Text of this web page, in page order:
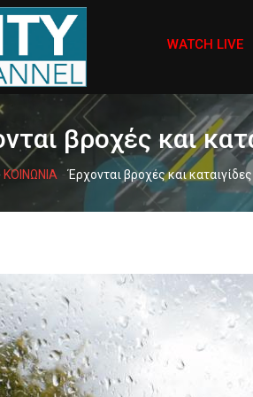
WATCH LIVE
βροχές και
ΚΟΙΝΩΝΙΑ -Έρχονται βροχές και